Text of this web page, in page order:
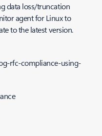
data loss/truncation
agent for Linux to
to the latest version.
rfc-compliance-using-